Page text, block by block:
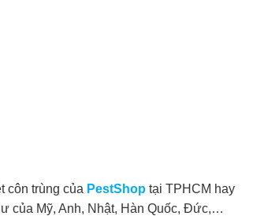
côn trùng của PestShop tại TPHCM hay
của Mỹ, Anh, Nhật, Hàn Quốc, Đức,…